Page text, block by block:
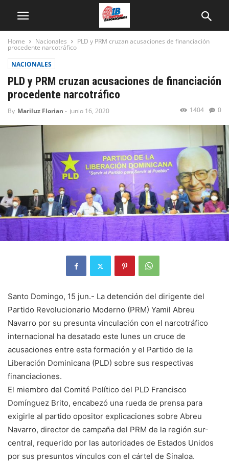
Home Nacionales PLD y PRM cruzan acusaciones de financiación
procedente narcotráfico
NACIONALES
PLD y PRM cruzan acusaciones de financiación
procedente narcotráfico
By Mariluz Florian - junio 16, 2020 0
1404
Santo Domingo, 15 jun.- La detención del dirigente del
Partido Revolucionario Moderno (PRM) Yamil Abreu
Navarro por su presunta vinculación con el narcotráfico
internacional ha desatado este lunes un cruce de
acusaciones entre esta formación y el Partido de la
Liberación Dominicana (PLD) sobre sus respectivas
financiaciones.
El miembro del Comité Político del PLD Francisco
Domínguez Brito, encabezó una rueda de prensa para
exigirle al partido opositor explicaciones sobre Abreu
Navarro, director de campaña del PRM de la región sur-
central, requerido por las autoridades de Estados Unidos
por sus presuntos vínculos con el cártel de Sinaloa.